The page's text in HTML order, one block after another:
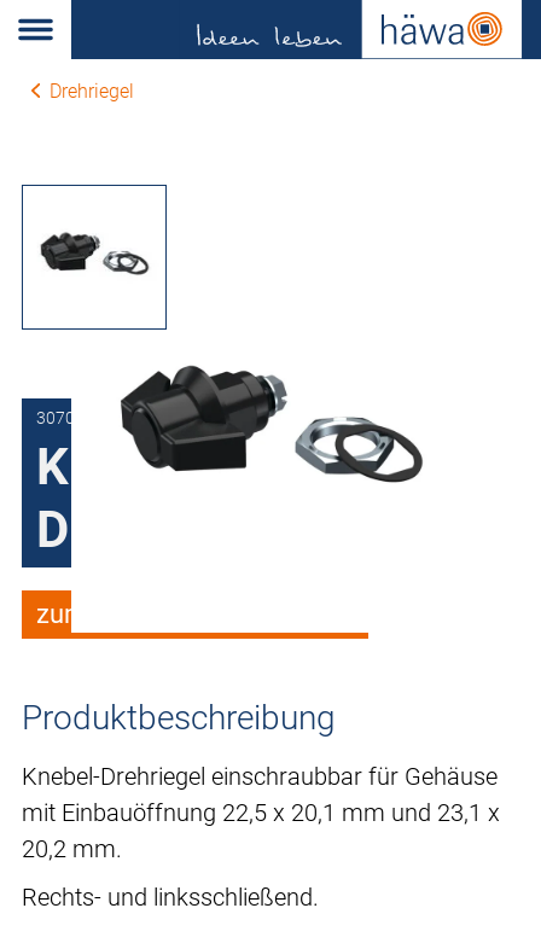
Drehriegel
3070-7502-00-00
Knebel-Drehriegel
D1
zum Merkzettel hinzufügen
Produktbeschreibung
Knebel-Drehriegel einschraubbar für Gehäuse
mit Einbauöffnung 22,5 x 20,1 mm und 23,1 x
20,2 mm.
Rechts- und linksschließend.